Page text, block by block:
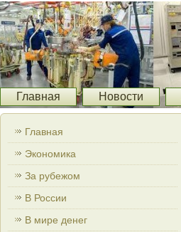
Главная Новости
Главная
Экономика
За рубежом
В России
В мире денег